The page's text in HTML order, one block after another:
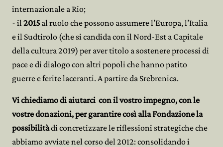
internazionale a Rio;
- il2015al ruolo che possono assumere l’Europa, l’Italia
e il Sudtirolo (che si candida con il Nord-Est a Capitale
della cultura 2019) per aver titolo a sostenere processi di
pace e di dialogo con altri popoli che hanno patito
guerre e ferite laceranti. A partire da Srebrenica.
Vi chiediamo di aiutarci con il vostro impegno, con le
vostre donazioni, per garantire così alla Fondazione la
possibilitàdi concretizzare le riflessioni strategiche che
abbiamo avviate nel corso del 2012: consolidando i